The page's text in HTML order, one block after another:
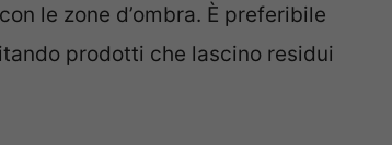
le zone d’ombra. È preferibile
prodotti che lascino residui